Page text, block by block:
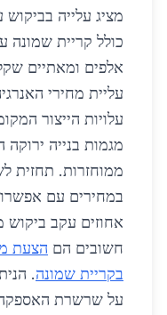
מציג עלייה
כולל קריית
אלפים ומאתיים
עליית מחירי
עלויות הייצור
מגמות בנייה
במחירים עם
אחוזים עקב ביקוש
חשובים הם הצעת
בקריית שמונה.
על שרשרת האספקה